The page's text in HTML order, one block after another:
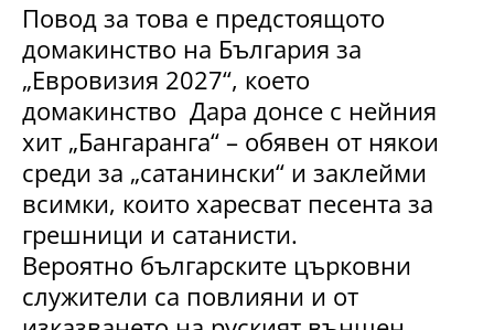
Повод за това е предстоящото
домакинство на България за
„Евровизия 2027“, което
домакинство Дара донсе с нейния
хит „Бангаранга“ – обявен от някои
среди за „сатанински“ и заклейми
всимки, които харесват песента за
грешници и сатанисти.
Вероятно българските църковни
служители са повлияни и от